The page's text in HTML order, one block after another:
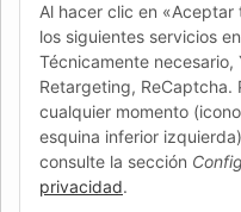
Al hacer clic en
los siguientes servicios
Técnicamente necesario,
Retargeting, ReCaptcha.
cualquier momento
esquina inferior
consulte la sección
privacidad.
AFATEK México| Su
y
Contacto y
Envío directo desde